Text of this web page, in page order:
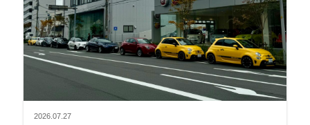
2026.07.27